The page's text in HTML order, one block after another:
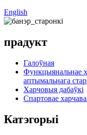
English
прадукт
Галоўная
Функцыянальнае
аптымальнага
Харчовыя дабаўкі
Спартовае
Катэгорыі